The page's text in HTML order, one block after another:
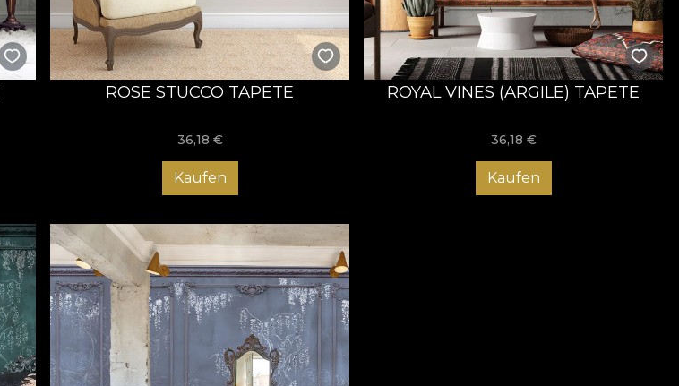
ROSE STUCCO TAPETE
36,18 €
Kaufen
ROYAL VINES (ARGILE) TAPETE
36,18 €
Kaufen